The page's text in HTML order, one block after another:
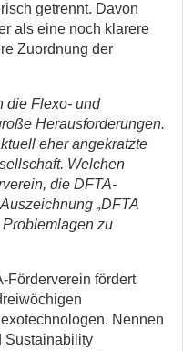
getrennt. Davon
als eine noch klarere
Zuordnung der
die Flexo- und
Herausforderungen.
eher angekratzte
Welchen
die DFTA-
„DFTA
Problemlagen zu
Förderverein fördert
Nennen
Sustainability